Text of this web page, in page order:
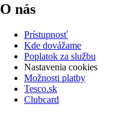
O nás
Prístupnosť
Kde dovážame
Poplatok za službu
Nastavenia cookies
Možnosti platby
Tesco.sk
Clubcard